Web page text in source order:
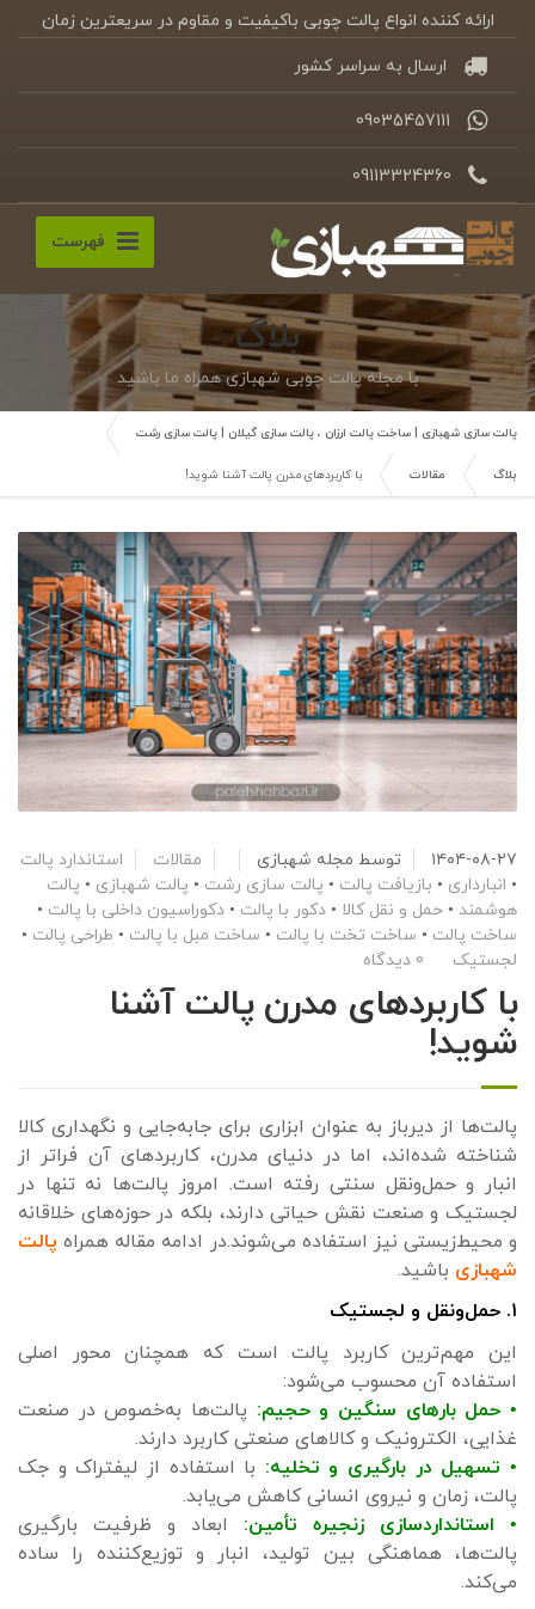
ارائه کننده انواع پالت چوبی باکیفیت و مقاوم در سریعترین زمان
ارسال به سراسر کشور
09035457111
09113324360
فهرست
بلاگ
با مجله پالت چوبی شهبازی همراه ما باشید
پالت سازی شهبازی | ساخت پالت ارزان ، پالت سازی گیلان | پالت سازی رشت
بلاگ مقالات با کاربردهای مدرن پالت آشنا شوید!
۱۴۰۴-۰۸-۲۷ توسط مجله شهبازی مقالات
استاندارد پالت
• انبارداری • بازیافت پالت • پالت سازی رشت • پالت شهبازی • پالت
هوشمند • حمل و نقل کالا • دکور با پالت • دکوراسیون داخلی با پالت •
ساخت پالت • ساخت تخت با پالت • ساخت مبل با پالت • طراحی پالت •
لجستیک
0 دیدگاه
با کاربردهای مدرن پالت آشنا
شوید!
پالت‌ها از دیرباز به عنوان ابزاری برای جابه‌جایی و نگهداری کالا
شناخته شده‌اند، اما در دنیای مدرن، کاربردهای آن فراتر از
انبار و حمل‌ونقل سنتی رفته است. امروز پالت‌ها نه تنها در
لجستیک و صنعت نقش حیاتی دارند، بلکه در حوزه‌های خلاقانه
و محیط‌زیستی نیز استفاده می‌شوند.در ادامه مقاله همراهپالت
شهبازی باشید.
۱. حمل‌ونقل و لجستیک
این مهم‌ترین کاربرد پالت است که همچنان محور اصلی
استفاده آن محسوب می‌شود:
• حمل بارهای سنگین و حجیم: پالت‌ها به‌خصوص در صنعت
غذایی، الکترونیک و کالاهای صنعتی کاربرد دارند.
• تسهیل در بارگیری و تخلیه: با استفاده از لیفتراک و جک
پالت، زمان و نیروی انسانی کاهش می‌یابد.
• استانداردسازی زنجیره تأمین: ابعاد و ظرفیت بارگیری
پالت‌ها، هماهنگی بین تولید، انبار و توزیع‌کننده را ساده
می‌کند.